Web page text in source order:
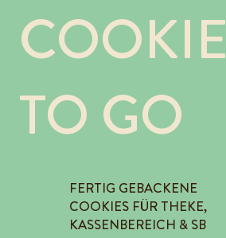
COOKIE
TO GO
FERTIG GEBACKENE
COOKIES FÜR THEKE,
KASSENBEREICH & SB